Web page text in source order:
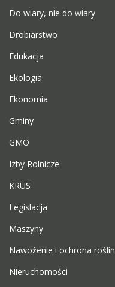
Do wiary, nie do wiary
Drobiarstwo
Edukacja
Ekologia
Ekonomia
Gminy
GMO
Izby Rolnicze
KRUS
Legislacja
Maszyny
Nawożenie i ochrona roślin
Nieruchomości